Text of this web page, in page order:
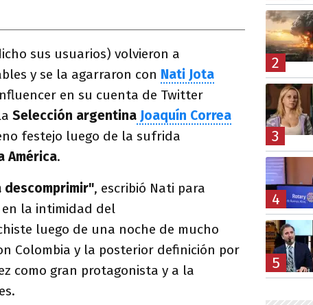
sus usuarios) volvieron a
y se la agarraron con Nati Jota
en su cuenta de Twitter
Selección argentina Joaquín Correa
festejo luego de la sufrida
América.
descomprimir", escribió Nati para
la intimidad del
luego de una noche de mucho
Colombia y la posterior definición por
como gran protagonista y a la
2
3
4
5